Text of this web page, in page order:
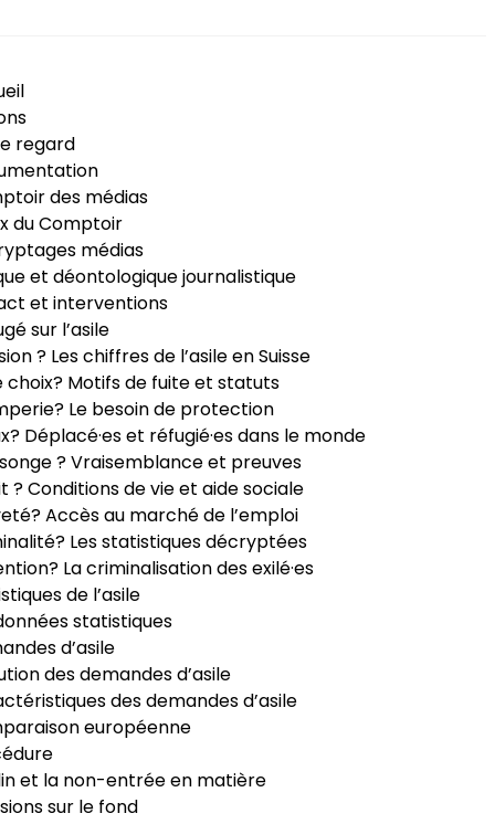
regard
des médias
du Comptoir
médias
et déontologique journalistique
et interventions
sur l’asile
? Les chiffres de l’asile en Suisse
choix? Motifs de fuite et statuts
Le besoin de protection
Déplacé·es et réfugié·es dans le monde
? Vraisemblance et preuves
? Conditions de vie et aide sociale
Accès au marché de l’emploi
Les statistiques décryptées
La criminalisation des exilé·es
de l’asile
statistiques
d’asile
des demandes d’asile
des demandes d’asile
européenne
et la non-entrée en matière
sur le fond